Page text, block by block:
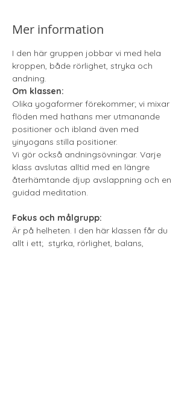
Mer information
I den här gruppen jobbar vi med hela
kroppen, både rörlighet, stryka och
andning.
Om klassen:
Olika yogaformer förekommer; vi mixar
flöden med hathans mer utmanande
positioner och ibland även med
yinyogans stilla positioner.
Vi gör också andningsövningar. Varje
klass avslutas alltid med en längre
återhämtande djup avslappning och en
guidad meditation.
Fokus och målgrupp:
Är på helheten. I den här klassen får du
allt i ett;  styrka, rörlighet, balans,